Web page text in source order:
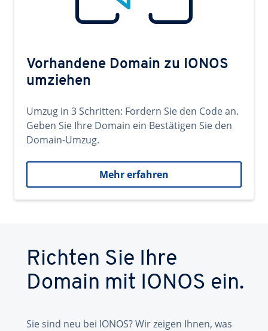
Vorhandene Domain zu IONOS
umziehen
Umzug in 3 Schritten: Fordern Sie den Code an.
Geben Sie Ihre Domain ein Bestätigen Sie den
Domain-Umzug.
Mehr erfahren
Richten Sie Ihre
Domain mit IONOS ein.
Sie sind neu bei IONOS? Wir zeigen Ihnen, was